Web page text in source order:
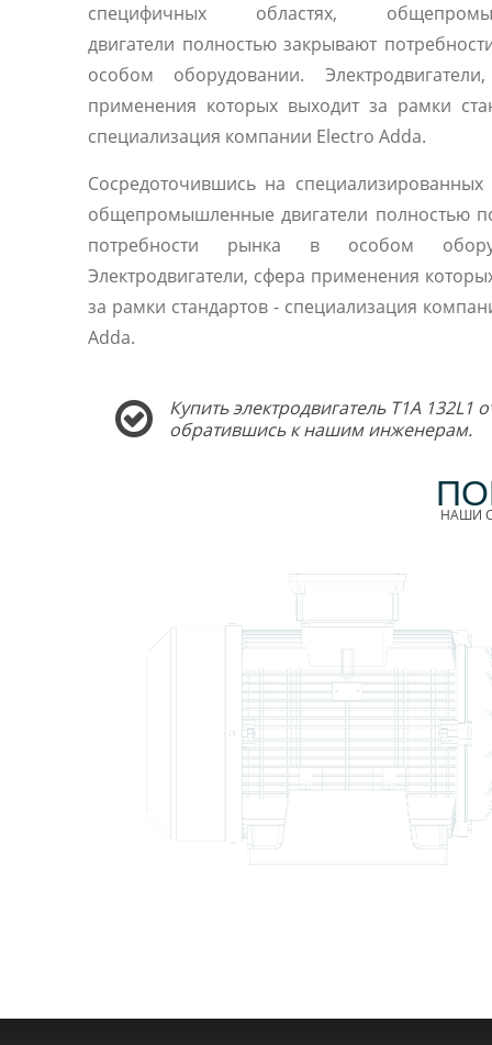
специфичных областях,
двигатели полностью закрывают
особом оборудовании.
применения которых выходит за рамки
специализация компании Electro Adda.
Сосредоточившись на специализированных
общепромышленные двигатели полностью
потребности рынка в особом
Электродвигатели, сфера применения
за рамки стандартов - специализация
Adda.
Купить электродвигатель T1A
обратившись к нашим инженерам.
НАШИ